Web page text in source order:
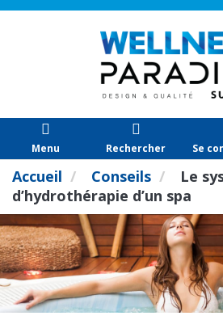
Menu Rechercher Se
Accueil Conseils
Le
d’hydrothérapie d’un spa